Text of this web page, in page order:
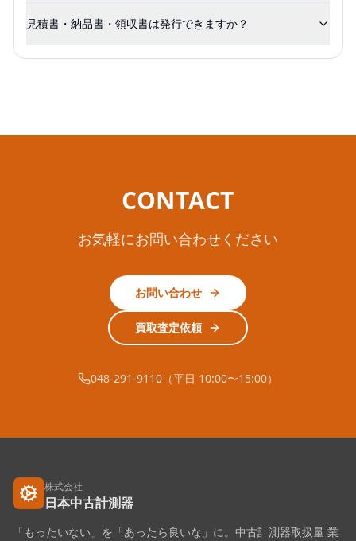
見積書・納品書・領収書は発行できますか？
CONTACT
お気軽にお問い合わせください
お問い合わせ
買取査定依頼
048-291-9110（平日 10:00〜15:00）
株式会社
日本中古計測器
「もったいない」を「あったら良いな」に。中古計測器取扱量 業